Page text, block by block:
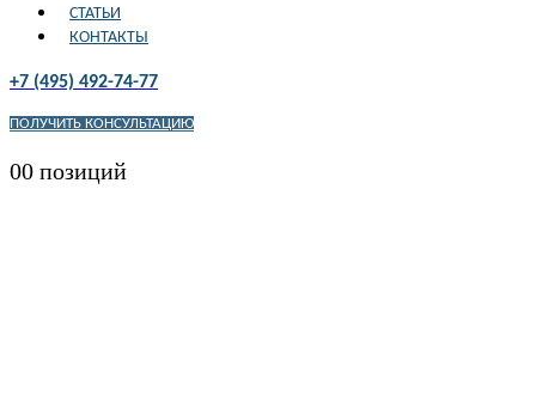
СТАТЬИ
КОНТАКТЫ
+7 (495) 492-74-77
ПОЛУЧИТЬ КОНСУЛЬТАЦИЮ
00 позиций